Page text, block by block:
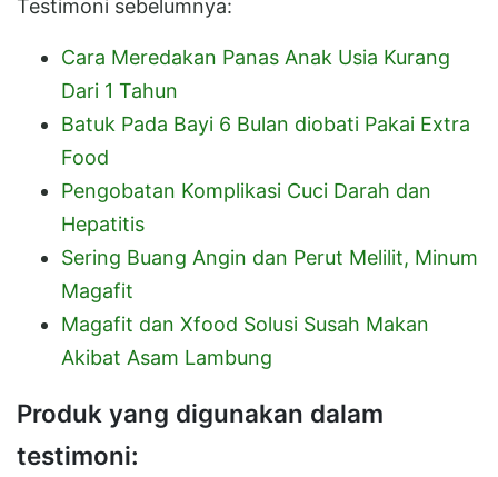
Testimoni sebelumnya:
Cara Meredakan Panas Anak Usia Kurang
Dari 1 Tahun
Batuk Pada Bayi 6 Bulan diobati Pakai Extra
Food
Pengobatan Komplikasi Cuci Darah dan
Hepatitis
Sering Buang Angin dan Perut Melilit, Minum
Magafit
Magafit dan Xfood Solusi Susah Makan
Akibat Asam Lambung
Produk yang digunakan dalam
testimoni: